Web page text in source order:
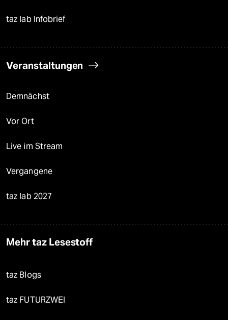
taz lab Infobrief
Veranstaltungen
Demnächst
Vor Ort
Live im Stream
Vergangene
taz lab 2027
Mehr taz Lesestoff
taz Blogs
taz FUTURZWEI